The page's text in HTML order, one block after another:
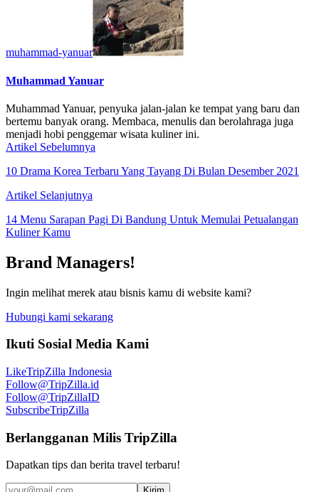
muhammad-yanuar
Muhammad Yanuar
Muhammad Yanuar, penyuka jalan-jalan ke tempat yang baru dan
bertemu banyak orang. Membaca, menulis dan berolahraga juga
menjadi hobi penggemar wisata kuliner ini.
Artikel Sebelumnya
10 Drama Korea Terbaru Yang Tayang Di Bulan Desember 2021
Artikel Selanjutnya
14 Menu Sarapan Pagi Di Bandung Untuk Memulai Petualangan
Kuliner Kamu
Brand Managers!
Ingin melihat merek atau bisnis kamu di website kami?
Hubungi kami sekarang
Ikuti Sosial Media Kami
LikeTripZilla Indonesia
Follow@TripZilla.id
Follow@TripZillaID
SubscribeTripZilla
Berlangganan Milis TripZilla
Dapatkan tips dan berita travel terbaru!